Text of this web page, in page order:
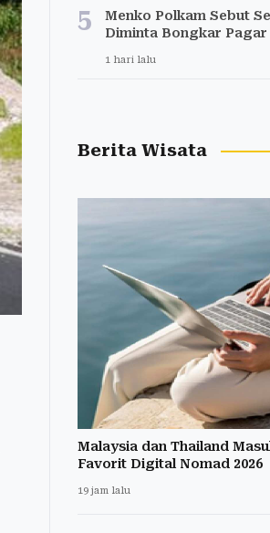
5
Menko Polkam Sebut
Diminta Bongkar Pagar
1 hari lalu
Berita Wisata
Malaysia dan Thailand
Favorit Digital Nomad 2026
19 jam lalu